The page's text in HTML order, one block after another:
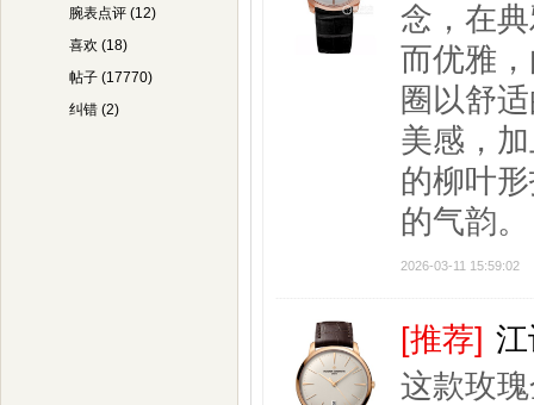
腕表点评 (12)
喜欢 (18)
帖子 (17770)
纠错 (2)
念，在
而优雅
圈以舒
美感，
的柳叶
的气韵。
2026-03-11 15:59:02
[推荐]
这款玫